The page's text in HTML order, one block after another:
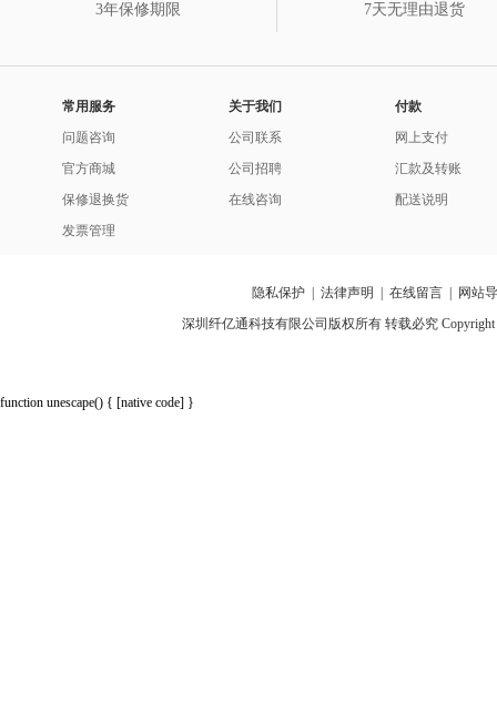
3年保修期限 7天无理由退货
常用服务
问题咨询
官方商城
保修退换货
发票管理
关于我们
公司联系
公司招聘
在线咨询
付款
网上支付
汇款及转账
配送说明
隐私保护 法律声明 在线留言
网站
深圳纤亿通科技有限公司版权所有 转载必究
function unescape() { [native code] }